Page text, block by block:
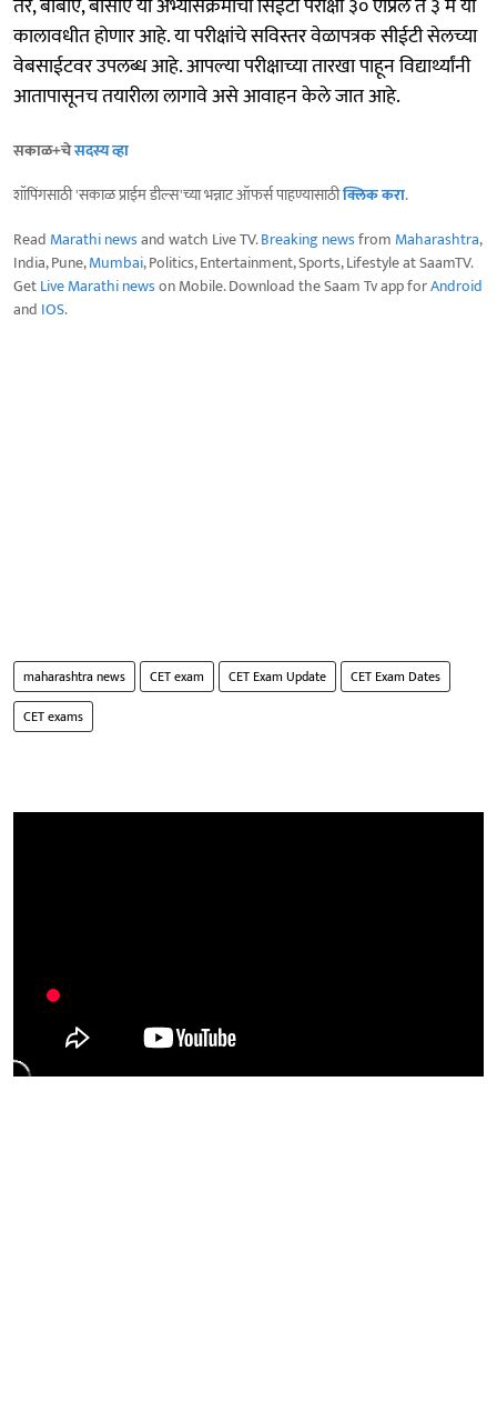
कालावधीत होणार आहे. या परीक्षांचे सविस्तर वेळापत्रक सीईटी सेलच्या
वेबसाईटवर उपलब्ध आहे. आपल्या परीक्षाच्या तारखा पाहून विद्यार्थ्यांनी
आतापासूनच तयारीला लागावे असे आवाहन केले जात आहे.
सकाळ+चेसदस्य व्हा
शॉपिंगसाठी 'सकाळ प्राईम डील्स'च्या भन्नाट ऑफर्स पाहण्यासाठीक्लिक करा.
Read Marathi newsand watch Live TV.Breaking newsfrom Maharashtra,
India, Pune,Mumbai, Politics, Entertainment, Sports, Lifestyle at SaamTV.
GetLive Marathi newson Mobile. Download the Saam Tv app forAndroid
and IOS.
maharashtra news CET exam CET Exam Update
CET Exam Dates
CET exams